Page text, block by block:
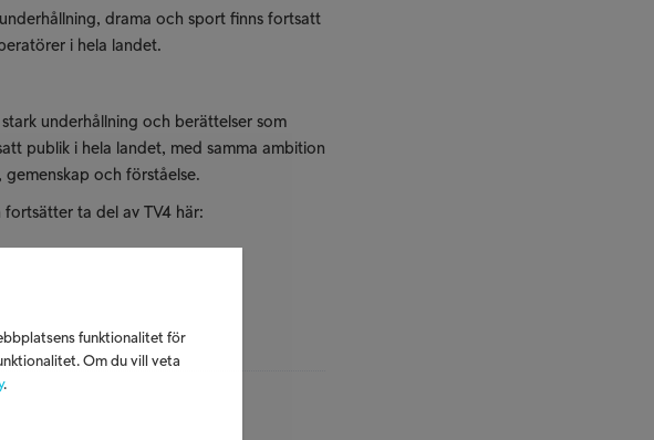
funktionalitet för
Om du vill veta
.
drama och sport finns fortsatt
i hela landet.
underhållning och berättelser som
publik i hela landet, med samma ambition
och förståelse.
ta del av TV4 här: